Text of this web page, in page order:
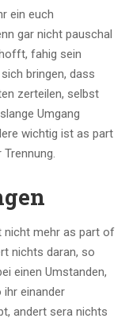
ein euch
gar nicht pauschal
fahig sein
bringen, dass
zerteilen, selbst
Umgang
wichtig ist as part
nicht mehr as part of
nichts daran, so
einen Umstanden,
einander
andert sera nichts